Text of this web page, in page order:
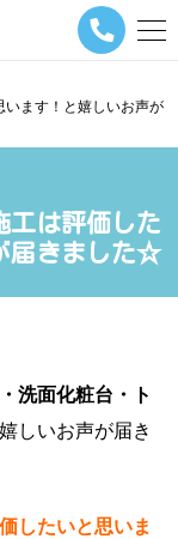
メ
ー
ビ
シ
ョ
ン
タ
ます！と嬉しいお声が
工は評価した
届きました☆
洗面化粧台・ト
しいお声が届き
したいと思いま